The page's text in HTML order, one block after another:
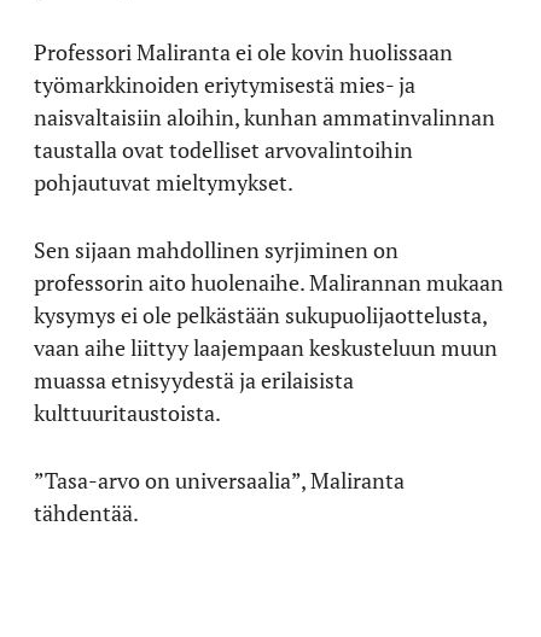
Professori Maliranta ei ole kovin huolissaan
työmarkkinoiden eriytymisestä mies- ja
naisvaltaisiin aloihin, kunhan ammatinvalinnan
taustalla ovat todelliset arvovalintoihin
pohjautuvat mieltymykset.
Sen sijaan mahdollinen syrjiminen on
professorin aito huolenaihe. Malirannan mukaan
kysymys ei ole pelkästään sukupuolijaottelusta,
vaan aihe liittyy laajempaan keskusteluun muun
muassa etnisyydestä ja erilaisista
kulttuuritaustoista.
”Tasa-arvo on universaalia”, Maliranta
tähdentää.